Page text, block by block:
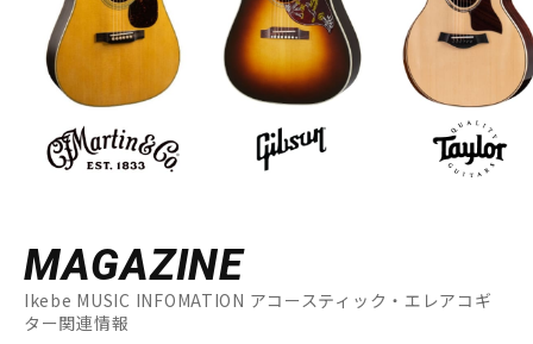
MAGAZINE
Ikebe MUSIC INFOMATION アコースティック・エレアコギ
ター関連情報